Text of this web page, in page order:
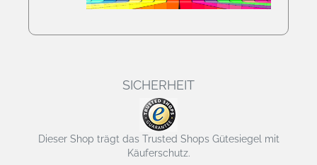
SICHERHEIT
Dieser Shop trägt das Trusted Shops Gütesiegel mit
Käuferschutz.